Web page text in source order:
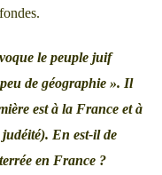
le peuple juif
de géographie ». Il
est à la France et à
En est-il de
en France ?